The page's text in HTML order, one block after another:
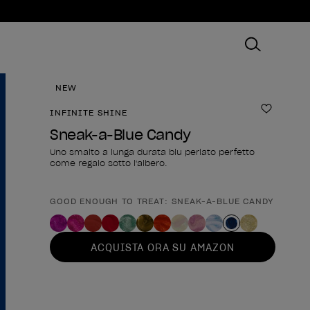
NEW
INFINITE SHINE
Sneak-a-Blue Candy
Uno smalto a lunga durata blu perlato perfetto
come regalo sotto l'albero.
Forma del prodotto
GOOD ENOUGH TO TREAT: SNEAK-A-BLUE CANDY
ACQUISTA ORA SU AMAZON